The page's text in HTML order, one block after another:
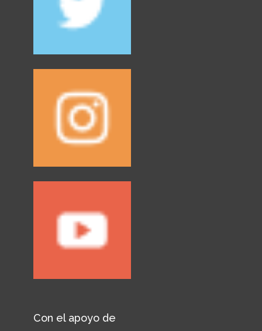
Con el apoyo de